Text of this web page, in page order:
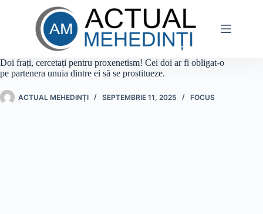
Doi frați, cercetați pentru proxenetism! Cei doi ar fi obligat-o
pe partenera unuia dintre ei să se prostitueze.
ACTUAL MEHEDINȚI SEPTEMBRIE 11, 2025 FOCUS